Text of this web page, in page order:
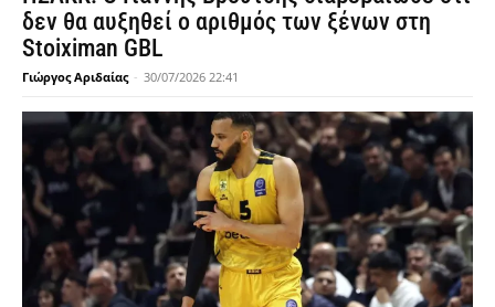
δεν θα αυξηθεί ο αριθμός των ξένων στη
Stoiximan GBL
Γιώργος Αριδαίας - 30/07/2026 22:41